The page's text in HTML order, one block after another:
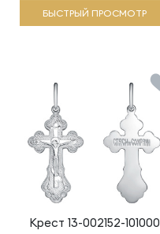
БЫСТРЫЙ ПРОСМОТР
Крест 13-002152-101000